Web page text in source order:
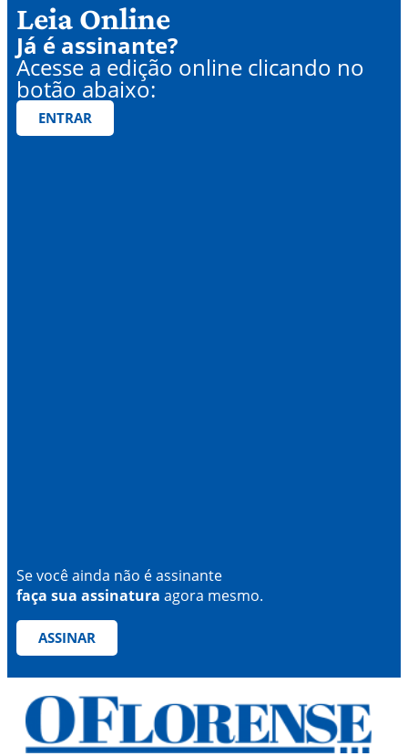
Leia Online
Já é assinante?
Acesse a edição online clicando no
botão abaixo:
ENTRAR
Se você ainda não é assinante
faça sua assinatura agora mesmo.
ASSINAR